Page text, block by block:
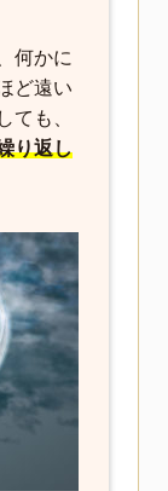
何かに
ど遠い
も、
り返し